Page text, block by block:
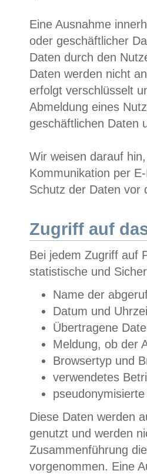
Eine Ausnahme
oder geschäftlicher
Daten durch den
Daten werden nicht
erfolgt verschlüsselt
Abmeldung eines
geschäftlichen Daten
Wir weisen darauf
Kommunikation per
Schutz der Daten vor
Zugriff auf
Bei jedem Zugriff auf
statistische und
Name der
Datum und
Übertragene
Meldung, ob der
Browsertyp und
verwendetes
Diese Daten werden
genutzt und werden
Zusammenführung
vorgenommen. Eine